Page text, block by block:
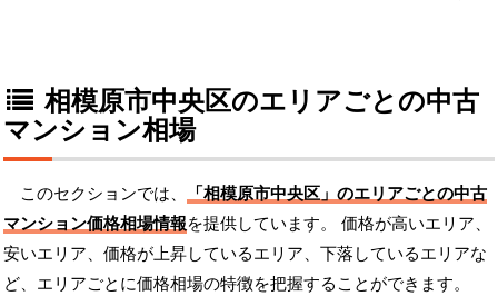
相模原市中央区のエリアごとの中古
マンション相場
このセクションでは、
「相模原市中央区」のエリアごとの中古
マンション価格相場情報を提供しています。 価格が高いエリア、
安いエリア、価格が上昇しているエリア、下落しているエリアな
ど、エリアごとに価格相場の特徴を把握することができます。